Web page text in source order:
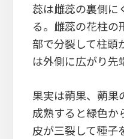
蕊は雌蕊の裏側に
る。雌蕊の花柱の
部で分裂して柱頭
は外側に広がり先
果実は蒴果、蒴果
成熟すると緑色か
皮が三裂して種子